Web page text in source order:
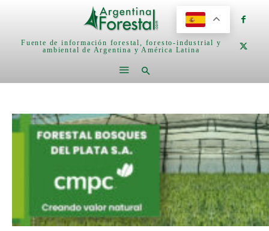
Fuente de información forestal, foresto-industrial y
ambiental de Argentina y América Latina